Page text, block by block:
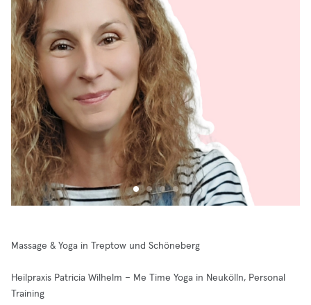
Massage & Yoga in Treptow und Schöneberg
Heilpraxis Patricia Wilhelm – Me Time Yoga in Neukölln, Personal
Training